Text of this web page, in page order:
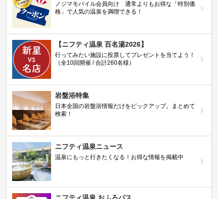
ノジマモバイル会員向け 通常よりもお得な「特別価
格」で人気の温泉を満喫できる！
【ニフティ温泉 百名湯2026】
行ってみたい施設に投票してプレゼントを当てよう！
（全10回開催 / 合計260名様）
岩盤浴特集
日本全国の岩盤浴情報だけをピックアップ。まとめて
検索！
ニフティ温泉ニュース
温泉にもっと行きたくなる！お得な情報を掲載中